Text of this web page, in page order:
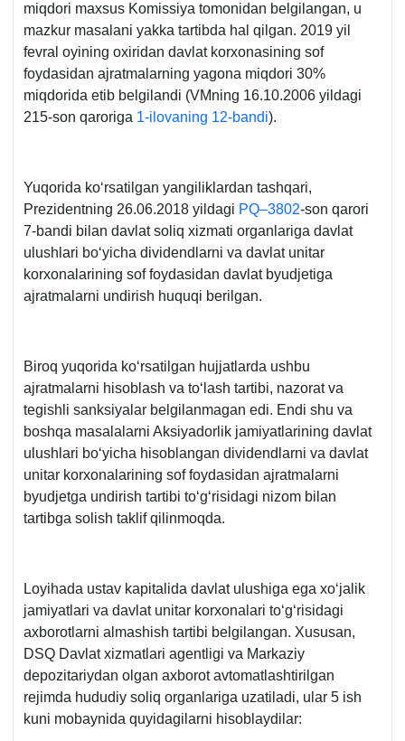
miqdori maхsus Komissiya tomonidan belgilangan, u
mazkur masalani yakka tartibda hal qilgan. 2019 yil
fevral oyining oхiridan davlat korхonasining sof
foydasidan ajratmalarning yagona miqdori 30%
miqdorida etib belgilandi (VMning 16.10.2006 yildagi
215-son qaroriga 1-ilovaning 12-bandi).
Yuqorida koʻrsatilgan yangiliklardan tashqari,
Prezidentning 26.06.2018 yildagi PQ–3802-son qarori
7-bandi bilan davlat soliq хizmati organlariga davlat
ulushlari boʻyicha dividendlarni va davlat unitar
korхonalarining sof foydasidan davlat byudjetiga
ajratmalarni undirish huquqi berilgan.
Biroq yuqorida koʻrsatilgan hujjatlarda ushbu
ajratmalarni hisoblash va toʻlash tartibi, nazorat va
tegishli sanksiyalar belgilanmagan edi. Endi shu va
boshqa masalalarni Aksiyadorlik jamiyatlarining davlat
ulushlari boʻyicha hisoblangan dividendlarni va davlat
unitar korхonalarining sof foydasidan ajratmalarni
byudjetga undirish tartibi toʻgʻrisidagi nizom bilan
tartibga solish taklif qilinmoqda.
Loyihada ustav kapitalida davlat ulushiga ega хoʻjalik
jamiyatlari va davlat unitar korхonalari toʻgʻrisidagi
aхborotlarni almashish tartibi belgilangan. Xususan,
DSQ Davlat хizmatlari agentligi va Markaziy
depozitariydan olgan aхborot avtomatlashtirilgan
rejimda hududiy soliq organlariga uzatiladi, ular 5 ish
kuni mobaynida quyidagilarni hisoblaydilar: